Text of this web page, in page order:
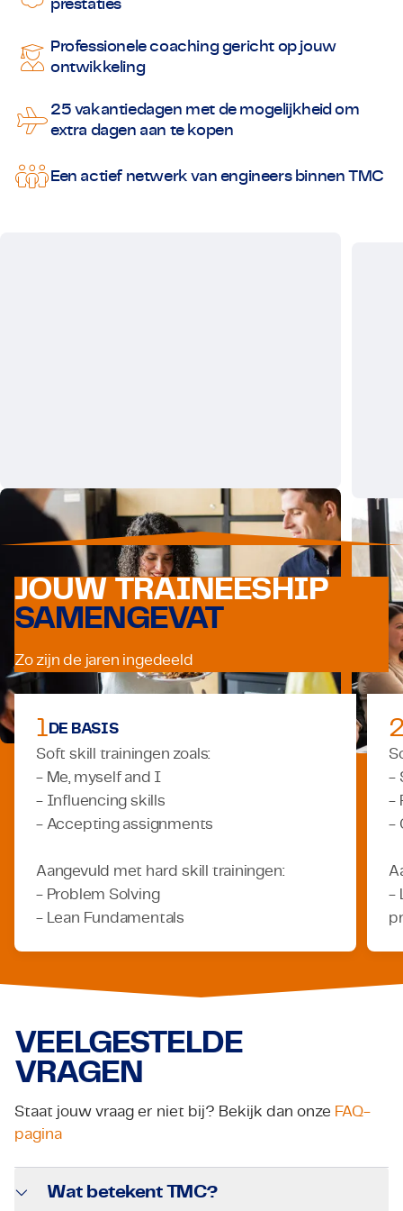
prestaties
Professionele coaching gericht op jouw
ontwikkeling
25 vakantiedagen met de mogelijkheid om
extra dagen aan te kopen
Een actief netwerk van engineers binnen TMC
JOUW TRAINEESHIP
SAMENGEVAT
Zo zijn de jaren ingedeeld
1 DE BASIS
Soft skill trainingen zoals:
- Me, myself and I
- Influencing skills
- Accepting assignments
Aangevuld met hard skill trainingen:
- Problem Solving
- Lean Fundamentals
-
-
-
-
VEELGESTELDE
VRAGEN
Staat jouw vraag er niet bij? Bekijk dan onze FAQ-
pagina
Wat betekent TMC?